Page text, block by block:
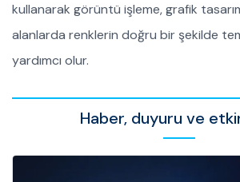
kullanarak görüntü işleme, grafik
alanlarda renklerin doğru bir şekilde
yardımcı olur.
Haber, duyuru ve